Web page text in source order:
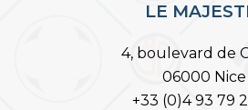
LE
4, boulevard de
06000 Nice
+33 (0)4 93 79